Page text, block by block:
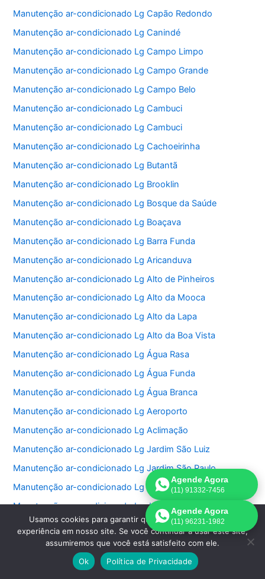
Manutenção ar-condicionado Lg Capão Redondo
Manutenção ar-condicionado Lg Canindé
Manutenção ar-condicionado Lg Campo Limpo
Manutenção ar-condicionado Lg Campo Grande
Manutenção ar-condicionado Lg Campo Belo
Manutenção ar-condicionado Lg Cambuci
Manutenção ar-condicionado Lg Cambuci
Manutenção ar-condicionado Lg Cachoeirinha
Manutenção ar-condicionado Lg Butantã
Manutenção ar-condicionado Lg Brooklin
Manutenção ar-condicionado Lg Bosque da Saúde
Manutenção ar-condicionado Lg Boaçava
Manutenção ar-condicionado Lg Barra Funda
Manutenção ar-condicionado Lg Aricanduva
Manutenção ar-condicionado Lg Alto de Pinheiros
Manutenção ar-condicionado Lg Alto da Mooca
Manutenção ar-condicionado Lg Alto da Lapa
Manutenção ar-condicionado Lg Alto da Boa Vista
Manutenção ar-condicionado Lg Água Rasa
Manutenção ar-condicionado Lg Água Funda
Manutenção ar-condicionado Lg Água Branca
Manutenção ar-condicionado Lg Aeroporto
Manutenção ar-condicionado Lg Aclimação
Manutenção ar-condicionado Lg Jardim São Luiz
Manutenção ar-condicionado Lg Jardim São Paulo
Manutenção ar-condicionado Lg Jardins
Manutenção ar-condicionado Lg Jockey Club
Manutenção ar-condicionado Lg Lapa
Manutenção ar-condicionado Lg Lauzane Paulista
Manutenção ar-condicionado Lg Liberdade
Agende Agora
(11) 91332-7456
Agende Agora
(11) 96231-1982
Usamos cookies para garantir que oferecemos a melhor
experiência em nosso site. Se você continuar a usar este site,
assumiremos que você está satisfeito com ele.
Ok
Política de Privacidade